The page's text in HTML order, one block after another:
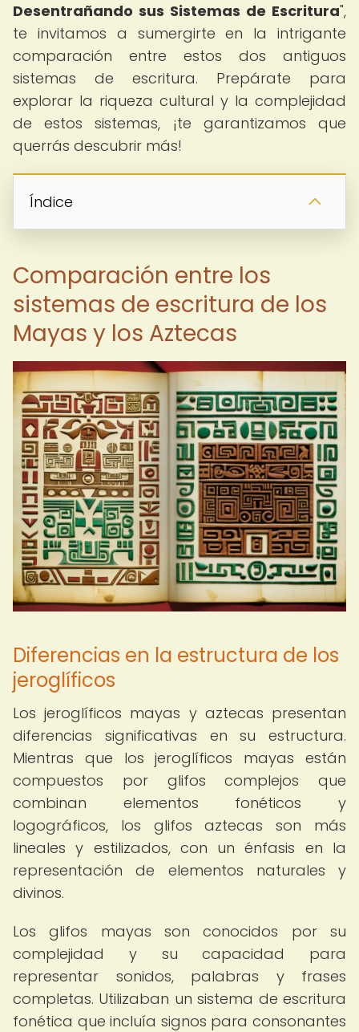
Desentrañando sus Sistemas de Escritura",
te invitamos a sumergirte en la intrigante
comparación entre estos dos antiguos
sistemas de escritura. Prepárate para
explorar la riqueza cultural y la complejidad
de estos sistemas, ¡te garantizamos que
querrás descubrir más!
Índice
Comparación entre los
sistemas de escritura de los
Mayas y los Aztecas
Diferencias en la estructura de los
jeroglíficos
Los jeroglíficos mayas y aztecas presentan
diferencias significativas en su estructura.
Mientras que los jeroglíficos mayas están
compuestos por glifos complejos que
combinan elementos fonéticos y
logográficos, los glifos aztecas son más
lineales y estilizados, con un énfasis en la
representación de elementos naturales y
divinos.
Los glifos mayas son conocidos por su
complejidad y su capacidad para
representar sonidos, palabras y frases
completas. Utilizaban un sistema de escritura
fonética que incluía signos para consonantes